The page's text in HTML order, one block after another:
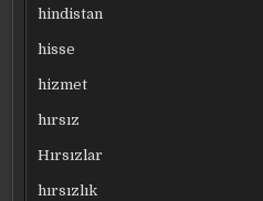
hindistan
hisse
hizmet
hırsız
Hırsızlar
hırsızlık